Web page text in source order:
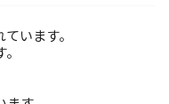
います。